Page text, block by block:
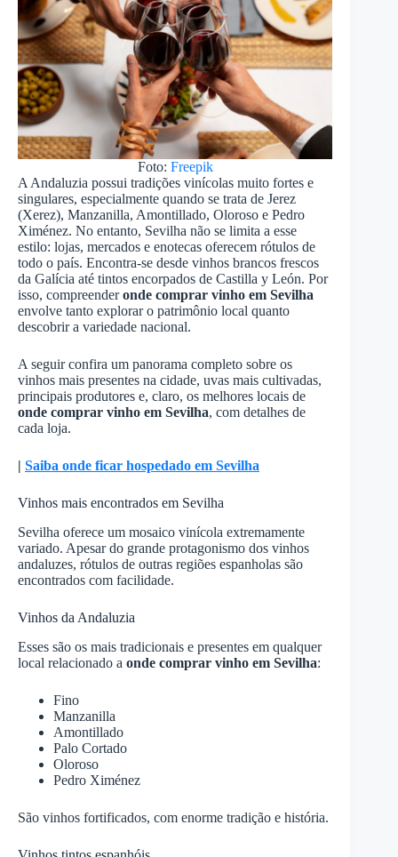
Foto: Freepik
A Andaluzia possui tradições vinícolas muito fortes e
singulares, especialmente quando se trata de Jerez
(Xerez), Manzanilla, Amontillado, Oloroso e Pedro
Ximénez. No entanto, Sevilha não se limita a esse
estilo: lojas, mercados e enotecas oferecem rótulos de
todo o país. Encontra-se desde vinhos brancos frescos
da Galícia até tintos encorpados de Castilla y León. Por
isso, compreenderonde comprar vinho em Sevilha
envolve tanto explorar o patrimônio local quanto
descobrir a variedade nacional.
A seguir confira um panorama completo sobre os
vinhos mais presentes na cidade, uvas mais cultivadas,
principais produtores e, claro, os melhores locais de
onde comprar vinho em Sevilha, com detalhes de
cada loja.
| Saiba onde ficar hospedado em Sevilha
Vinhos mais encontrados em Sevilha
Sevilha oferece um mosaico vinícola extremamente
variado. Apesar do grande protagonismo dos vinhos
andaluzes, rótulos de outras regiões espanholas são
encontrados com facilidade.
Vinhos da Andaluzia
Esses são os mais tradicionais e presentes em qualquer
local relacionado a onde comprar vinho em Sevilha:
Fino
Manzanilla
Amontillado
Palo Cortado
Oloroso
Pedro Ximénez
São vinhos fortificados, com enorme tradição e história.